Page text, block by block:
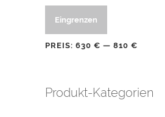
Eingrenzen
PREIS: 630 € — 810 €
Produkt-Kategorien